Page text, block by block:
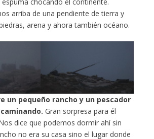
chocando el continente.
arriba de una pendiente de tierra y
arena y ahora también océano.
un pequeño rancho y un pescador
Gran sorpresa para él
dice que podemos dormir ahí sin
no era su casa sino el lugar donde